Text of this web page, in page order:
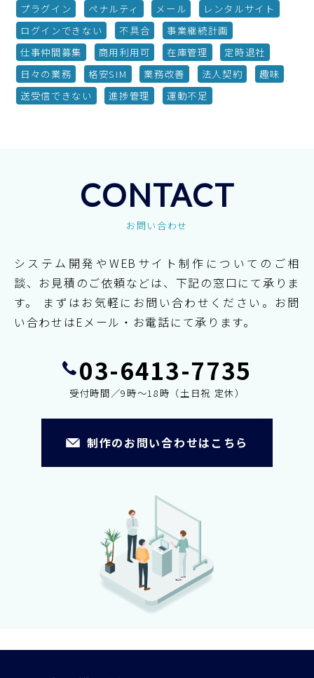
プラグイン
ペナルティ メール
レンタルサイト
ログインできない
不具合
事業継続計画
仕事仲間募集
商用利用可 在庫管理
定時退社
日々の業務
格安SIM 業務改善 法人契約
趣味
送受信できない
進捗管理 運動不足
CONTACT
お問い合わせ
システム開発やWEBサイト制作についてのご相
談、お見積のご依頼などは、下記の窓口にて承りま
す。
まずはお気軽にお問い合わせください。お問
い合わせはEメール・お電話にて承ります。
03-6413-7735
受付時間／9時～18時（土日祝 定休）
制作のお問い合わせはこちら